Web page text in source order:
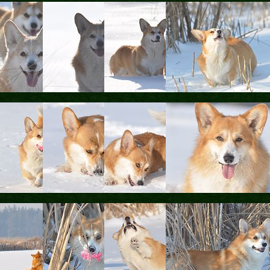
ФАКТИ
БЛОГ
ГАЛЕРЕЇ